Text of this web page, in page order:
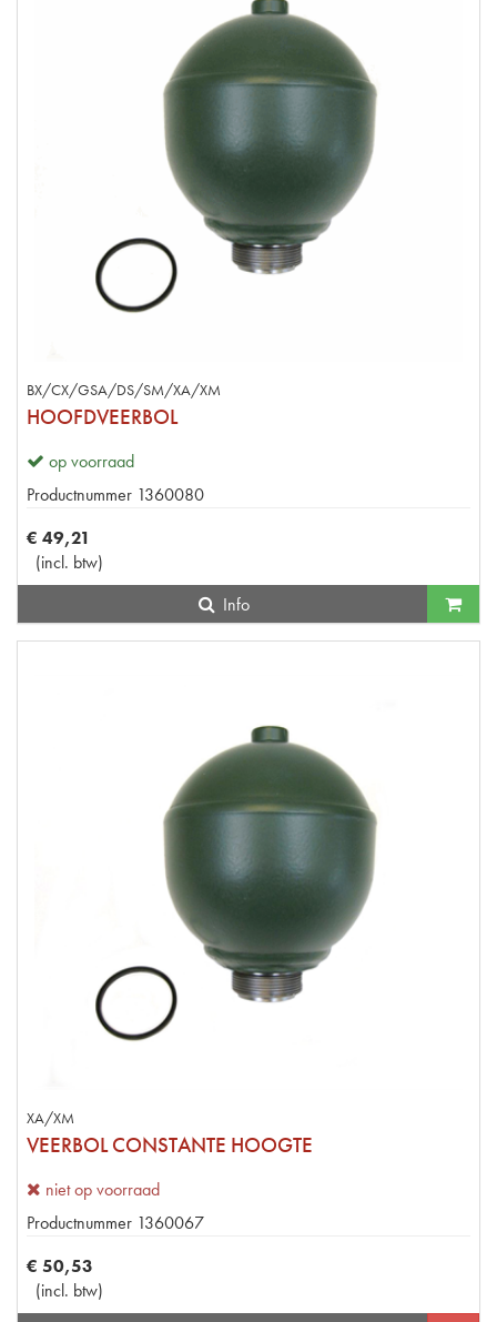
BX/CX/GSA/DS/SM/XA/XM
HOOFDVEERBOL
op voorraad
Productnummer 1360080
€ 49,21
(incl. btw)
Info
XA/XM
VEERBOL CONSTANTE HOOGTE
niet op voorraad
Productnummer 1360067
€ 50,53
(incl. btw)